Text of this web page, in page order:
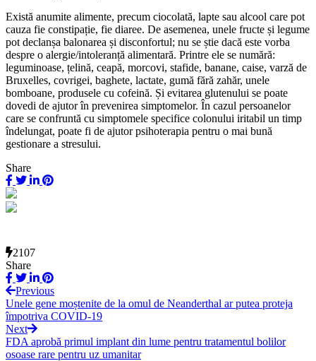
Există anumite alimente, precum ciocolată, lapte sau alcool care pot
cauza fie constipație, fie diaree. De asemenea, unele fructe și legume
pot declanșa balonarea și disconfortul; nu se știe dacă este vorba
despre o alergie/intoleranță alimentară. Printre ele se numără:
leguminoase, țelină, ceapă, morcovi, stafide, banane, caise, varză de
Bruxelles, covrigei, baghete, lactate, gumă fără zahăr, unele
bomboane, produsele cu cofeină. Și evitarea glutenului se poate
dovedi de ajutor în prevenirea simptomelor. În cazul persoanelor
care se confruntă cu simptomele specifice colonului iritabil un timp
îndelungat, poate fi de ajutor psihoterapia pentru o mai bună
gestionare a stresului.
Share
2107
Share
Previous
Unele gene moștenite de la omul de Neanderthal ar putea proteja
împotriva COVID-19
Next
FDA aprobă primul implant din lume pentru tratamentul bolilor
osoase rare pentru uz umanitar